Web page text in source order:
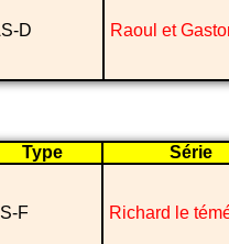
D Raoul et
Type Série
F Richard le